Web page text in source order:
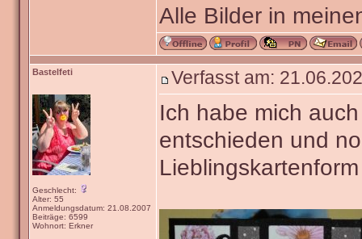
Alle Bilder in
Bastelfeti
Geschlecht:
Alter: 55
Anmeldungsdatum: 21.08.2007
Beiträge: 6599
Wohnort: Erkner
Verfasst am:
Ich habe mich
entschieden und